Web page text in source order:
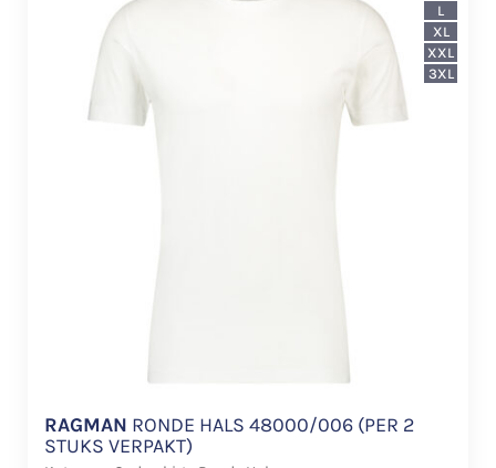
RAGMAN RONDE HALS 48000/006 (PER 2
STUKS VERPAKT)
L
XL
XXL
3XL